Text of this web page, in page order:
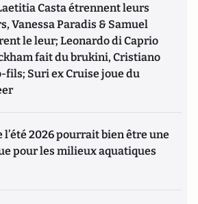
Casta étrennent leurs
Vanessa Paradis & Samuel
le leur; Leonardo di Caprio
fait du brukini, Cristiano
fils; Suri ex Cruise joue du
l’été 2026 pourrait bien être une
pour les milieux aquatiques